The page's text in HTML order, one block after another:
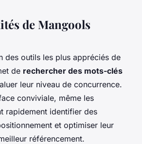
de Mangools
des outils les plus appréciés de
de rechercher des mots-clés
leur niveau de concurrence.
conviviale, même les
rapidement identifier des
et optimiser leur
référencement.